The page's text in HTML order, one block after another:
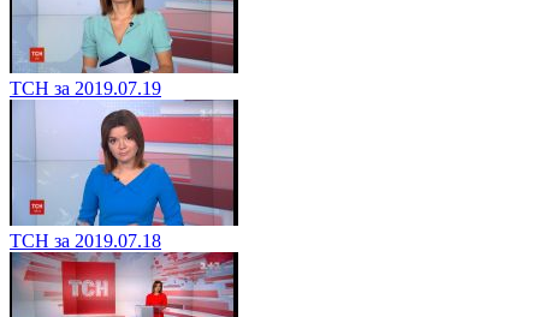
ТСН за 2019.07.19
ТСН за 2019.07.18